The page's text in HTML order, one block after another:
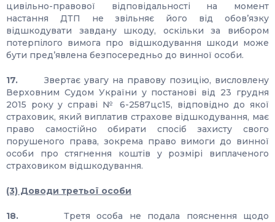
цивільно-правової відповідальності на момент
настання ДТП не звільняє його від обов’язку
відшкодувати завдану шкоду, оскільки за вибором
потерпілого вимога про відшкодування шкоди може
бути пред’явлена безпосередньо до винної особи.
17. Звертає увагу на правову позицію, висловлену
Верховним Судом України у постанові від 23 грудня
2015 року у справі № 6-2587цс15, відповідно до якої
страховик, який виплатив страхове відшкодування, має
право самостійно обирати спосіб захисту свого
порушеного права, зокрема право вимоги до винної
особи про стягнення коштів у розмірі виплаченого
страховиком відшкодування.
(3) Доводи третьої особи
18. Третя особа не подала пояснення щодо